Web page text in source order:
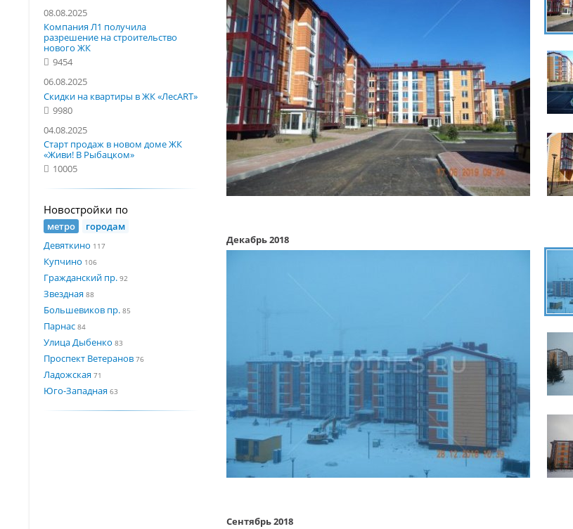
08.08.2025
Компания Л1 получила
разрешение на строительство
нового ЖК
9454
06.08.2025
Скидки на квартиры в ЖК «ЛесART»
9980
04.08.2025
Старт продаж в новом доме ЖК
«Живи! В Рыбацком»
10005
Новостройки по
метро
городам
Девяткино 117
Купчино 106
Гражданский пр. 92
Звездная 88
Большевиков пр. 85
Парнас 84
Улица Дыбенко 83
Проспект Ветеранов 76
Ладожская 71
Юго-Западная 63
Декабрь 2018
Сентябрь 2018